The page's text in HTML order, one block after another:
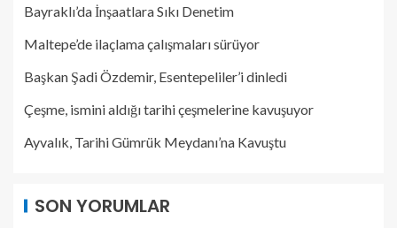
Bayraklı’da İnşaatlara Sıkı Denetim
Maltepe’de ilaçlama çalışmaları sürüyor
Başkan Şadi Özdemir, Esentepeliler’i dinledi
Çeşme, ismini aldığı tarihi çeşmelerine kavuşuyor
Ayvalık, Tarihi Gümrük Meydanı’na Kavuştu
SON YORUMLAR